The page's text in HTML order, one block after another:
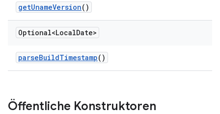
getUnameVersion()
Optional<LocalDate>
parseBuildTimestamp()
Öffentliche Konstruktoren